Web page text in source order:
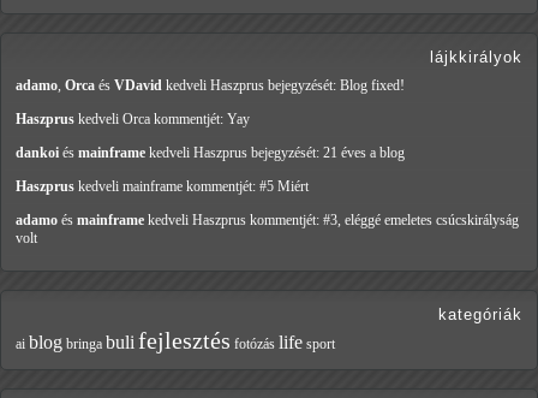
lájkkirályok
adamo, Orca és VDavid kedveli Haszprus bejegyzését: Blog fixed!
Haszprus kedveli Orca kommentjét: Yay
dankoi és mainframe kedveli Haszprus bejegyzését: 21 éves a blog
Haszprus kedveli mainframe kommentjét: #5 Miért
adamo és mainframe kedveli Haszprus kommentjét: #3, eléggé emeletes csúcskirályság
volt
kategóriák
ai blog bringa buli fejlesztés fotózás life sport